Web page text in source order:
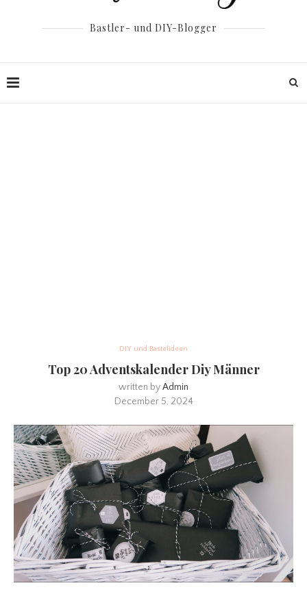
Bastler- und DIY-Blogger
DIY und Bastelideen
Top 20 Adventskalender Diy Männer
written byAdmin
December 5, 2024